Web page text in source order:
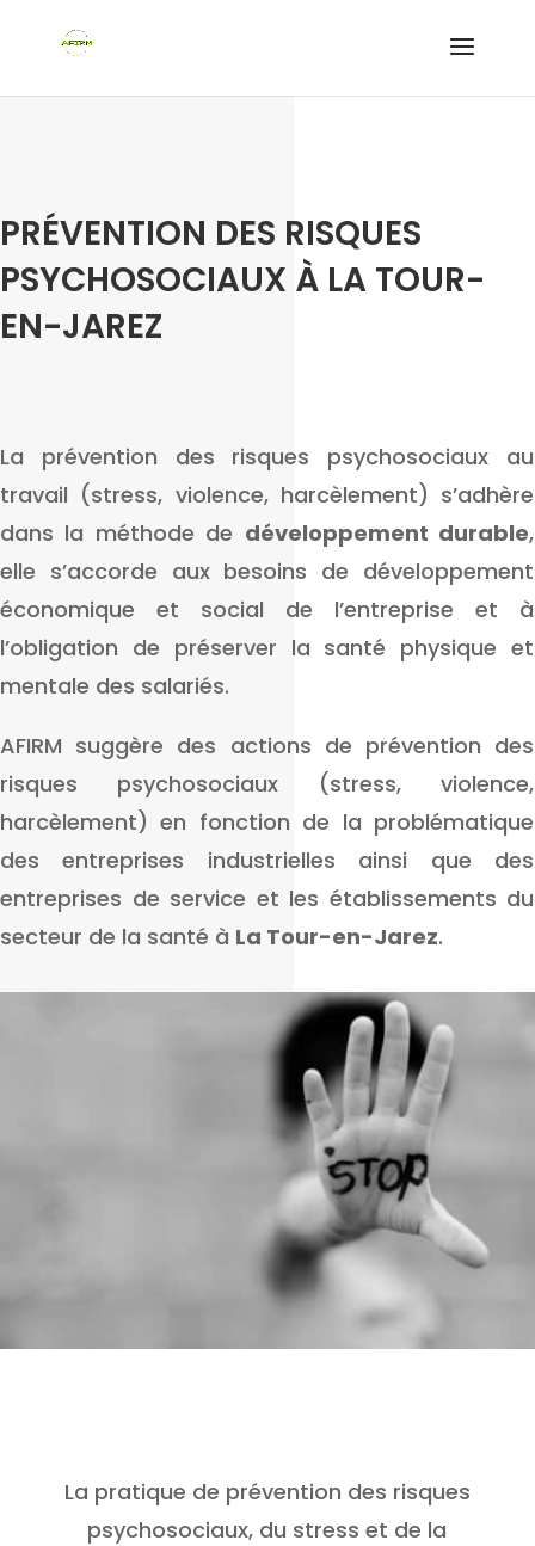
PRÉVENTION DES RISQUES
PSYCHOSOCIAUX À LA TOUR-
EN-JAREZ
La prévention des risques psychosociaux au
travail (stress, violence, harcèlement) s’adhère
dans la méthode de développement durable,
elle s’accorde aux besoins de développement
économique et social de l’entreprise et à
l’obligation de préserver la santé physique et
mentale des salariés.
AFIRM suggère des actions de prévention des
risques psychosociaux (stress, violence,
harcèlement) en fonction de la problématique
des entreprises industrielles ainsi que des
entreprises de service et les établissements du
secteur de la santé à La Tour-en-Jarez.
La pratique de prévention des risques
psychosociaux, du stress et de la